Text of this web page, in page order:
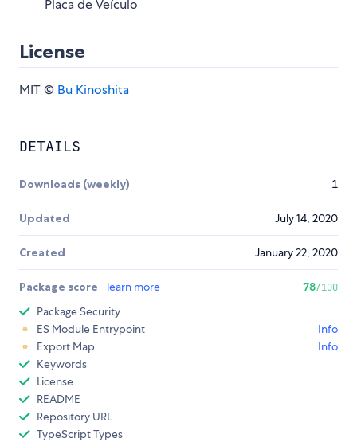
Placa de Veículo
License
MIT © Bu Kinoshita
DETAILS
Downloads (weekly) 1
Updated July 14, 2020
Created January 22, 2020
Package score learn more 78/100
Package Security
ES Module Entrypoint
Info
Export Map
Info
Keywords
License
README
Repository URL
TypeScript Types